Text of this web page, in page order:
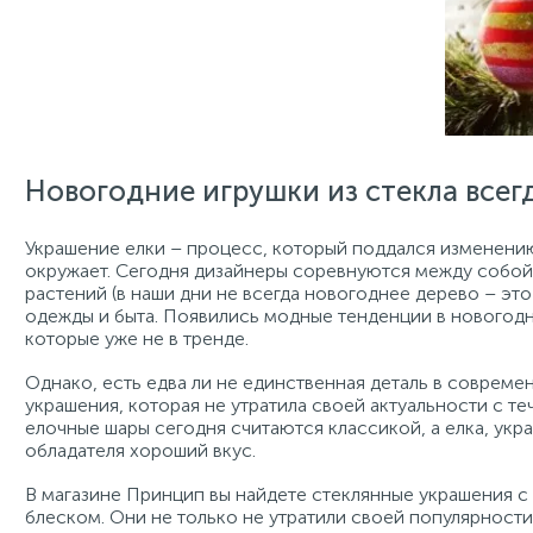
Новогодние игрушки из стекла
Украшение елки – процесс, который поддался
окружает. Сегодня дизайнеры соревнуются между
растений (в наши дни не всегда новогоднее дерево –
одежды и быта. Появились модные тенденции в
которые уже не в тренде.
Однако, есть едва ли не единственная деталь в
украшения, которая не утратила своей актуальности с
елочные шары сегодня считаются классикой, а елка,
обладателя хороший вкус.
В магазине Принцип вы найдете стеклянные украшения
блеском. Они не только не утратили своей